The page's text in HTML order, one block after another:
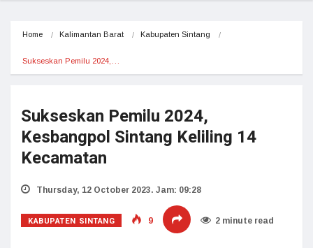
Home Kalimantan Barat Kabupaten Sintang
Sukseskan Pemilu 2024,…
Sukseskan Pemilu 2024,
Kesbangpol Sintang Keliling 14
Kecamatan
Thursday, 12 October 2023. Jam: 09:28
KABUPATEN SINTANG 9 2 minute read